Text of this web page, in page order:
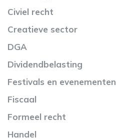
Civiel recht
Creatieve sector
DGA
Dividendbelasting
Festivals en evenementen
Fiscaal
Formeel recht
Handel